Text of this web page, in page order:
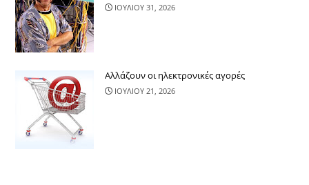
ΙΟΥΛΙΟΥ 31, 2026
Αλλάζουν οι ηλεκτρονικές αγορές
ΙΟΥΛΙΟΥ 21, 2026